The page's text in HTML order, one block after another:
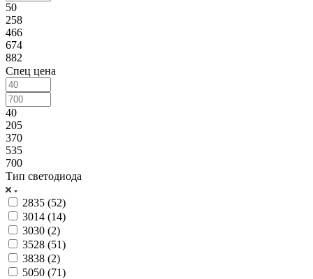
50
258
466
674
882
Спец цена
40
205
370
535
700
Тип светодиода
2835 (52)
3014 (14)
3030 (2)
3528 (51)
3838 (2)
5050 (71)